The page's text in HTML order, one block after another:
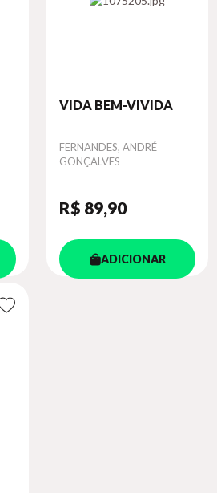
VIDA BEM-VIVIDA
Autor
FERNANDES, ANDRÉ
GONÇALVES
R$ 89,90
ADICIONAR